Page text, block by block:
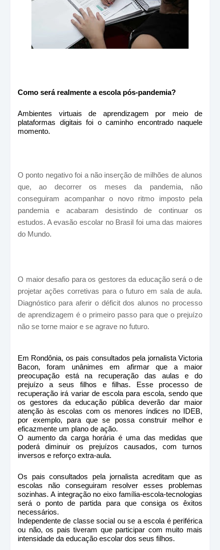
Como será realmente a escola pós-pandemia?
Ambientes virtuais de aprendizagem por meio de
plataformas digitais foi o caminho encontrado naquele
momento.
O ponto negativo foi a não inserção de milhões de alunos
que, ao decorrer os meses da pandemia, não
conseguiram acompanhar o novo ritmo imposto pela
pandemia e acabaram desistindo de continuar os
estudos. A evasão escolar no Brasil foi uma das maiores
do Mundo.
O maior desafio para os gestores da educação será o de
projetar ações corretivas para o futuro em sala de aula.
Diagnóstico para aferir o déficit dos alunos no processo
de aprendizagem é o primeiro passo para que o prejuízo
não se torne maior e se agrave no futuro.
Em Rondônia, os pais consultados pela jornalista Victoria
Bacon, foram unânimes em afirmar que a maior
preocupação está na recuperação das aulas e do
prejuízo a seus filhos e filhas. Esse processo de
recuperação irá variar de escola para escola, sendo que
os gestores da educação pública deverão dar maior
atenção às escolas com os menores índices no IDEB,
por exemplo, para que se possa construir melhor e
eficazmente um plano de ação.
O aumento da carga horária é uma das medidas que
poderá diminuir os prejuízos causados, com turnos
inversos e reforço extra-aula.
Os pais consultados pela jornalista acreditam que as
escolas não conseguiram resolver esses problemas
sozinhas. A integração no eixo família-escola-tecnologias
será o ponto de partida para que consiga os êxitos
necessários.
Independente de classe social ou se a escola é periférica
ou não, os pais tiveram que participar com muito mais
intensidade da educação escolar dos seus filhos.